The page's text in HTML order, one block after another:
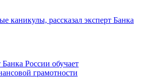
каникулы, рассказал эксперт Банка
России обучает
грамотности